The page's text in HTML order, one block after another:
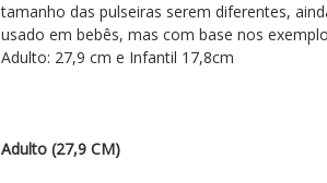
tamanho das pulseiras serem diferentes,
usado em bebês, mas com base nos
Adulto: 27,9 cm e Infantil 17,8cm
Adulto (27,9 CM)